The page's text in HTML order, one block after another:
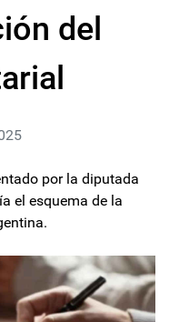
del
por la diputada
el esquema de la